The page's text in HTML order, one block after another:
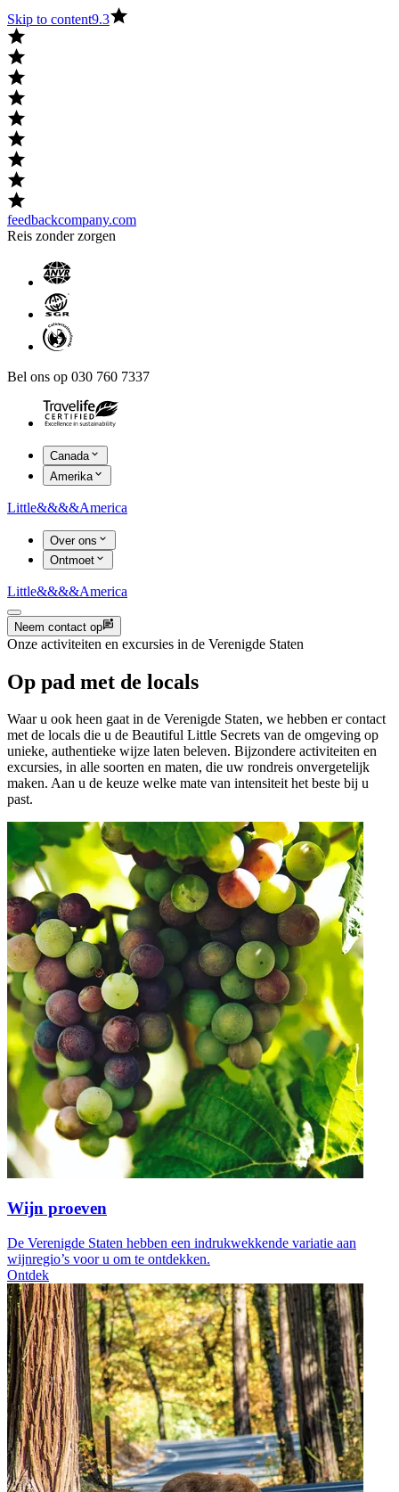
Skip to content9.3
feedbackcompany.com
Reis zonder zorgen
Bel ons op 030 760 7337
Canada
Amerika
Little&&&&America
Over ons
Ontmoet
Little&&&&America
Neem contact op
Onze activiteiten en excursies in de Verenigde Staten
Op pad met de locals
Waar u ook heen gaat in de Verenigde Staten, we hebben er contact
met de locals die u de Beautiful Little Secrets van de omgeving op
unieke, authentieke wijze laten beleven. Bijzondere activiteiten en
excursies, in alle soorten en maten, die uw rondreis onvergetelijk
maken. Aan u de keuze welke mate van intensiteit het beste bij u
past.
Wijn proeven
De Verenigde Staten hebben een indrukwekkende variatie aan
wijnregio’s voor u om te ontdekken.
Ontdek